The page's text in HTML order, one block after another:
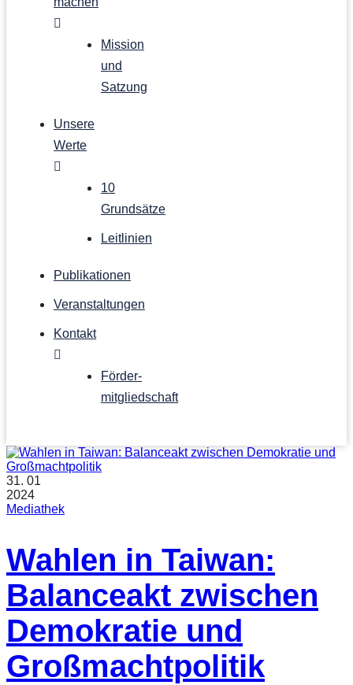
Mission
und
Satzung
Unsere
Werte
10
Grundsätze
Leitlinien
Publikationen
Veranstaltungen
Kontakt
Förder­
mitgliedschaft
31. 01
2024
Mediathek
Wahlen in Taiwan:
Balanceakt zwischen
Demokratie und
Großmachtpolitik